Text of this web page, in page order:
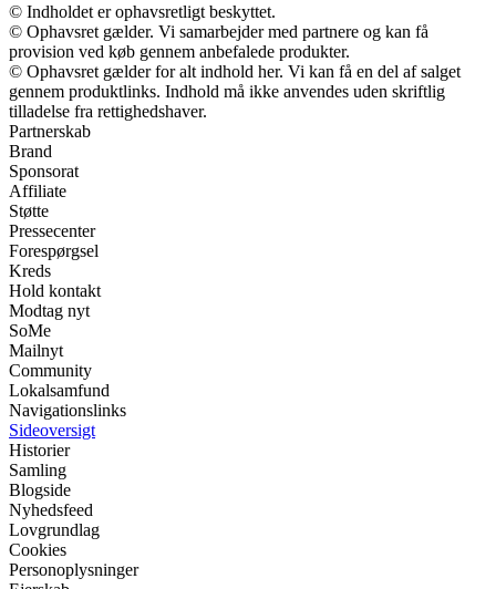
© Indholdet er ophavsretligt beskyttet.
© Ophavsret gælder. Vi samarbejder med partnere og kan få
provision ved køb gennem anbefalede produkter.
© Ophavsret gælder for alt indhold her. Vi kan få en del af salget
gennem produktlinks. Indhold må ikke anvendes uden skriftlig
tilladelse fra rettighedshaver.
Partnerskab
Brand
Sponsorat
Affiliate
Støtte
Pressecenter
Forespørgsel
Kreds
Hold kontakt
Modtag nyt
SoMe
Mailnyt
Community
Lokalsamfund
Navigationslinks
Sideoversigt
Historier
Samling
Blogside
Nyhedsfeed
Lovgrundlag
Cookies
Personoplysninger